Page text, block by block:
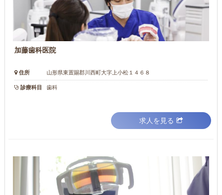
加藤歯科医院
住所 山形県東置賜郡川西町大字上小松１４６８
診療科目 歯科
求人を見る